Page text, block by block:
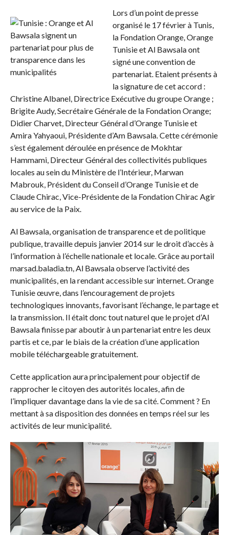
Lors d’un point de presse
organisé le 17 février à Tunis,
la Fondation Orange, Orange
Tunisie et Al Bawsala ont
signé une convention de
partenariat. Etaient présents à
la signature de cet accord :
Christine Albanel, Directrice Exécutive du groupe Orange ;
Brigite Audy, Secrétaire Générale de la Fondation Orange;
Didier Charvet, Directeur Général d’Orange Tunisie et
Amira Yahyaoui, Présidente d’Am Bawsala. Cette cérémonie
s’est également déroulée en présence de Mokhtar
Hammami, Directeur Général des collectivités publiques
locales au sein du Ministère de l’Intérieur, Marwan
Mabrouk, Président du Conseil d’Orange Tunisie et de
Claude Chirac, Vice-Présidente de la Fondation Chirac Agir
au service de la Paix.
Al Bawsala, organisation de transparence et de politique
publique, travaille depuis janvier 2014 sur le droit d’accès à
l’information à l’échelle nationale et locale. Grâce au portail
marsad.baladia.tn, Al Bawsala observe l’activité des
municipalités, en la rendant accessible sur internet. Orange
Tunisie œuvre, dans l’encouragement de projets
technologiques innovants, favorisant l’échange, le partage et
la transmission. Il était donc tout naturel que le projet d’Al
Bawsala finisse par aboutir à un partenariat entre les deux
partis et ce, par le biais de la création d’une application
mobile téléchargeable gratuitement.
Cette application aura principalement pour objectif de
rapprocher le citoyen des autorités locales, afin de
l’impliquer davantage dans la vie de sa cité. Comment ? En
mettant à sa disposition des données en temps réel sur les
activités de leur municipalité.